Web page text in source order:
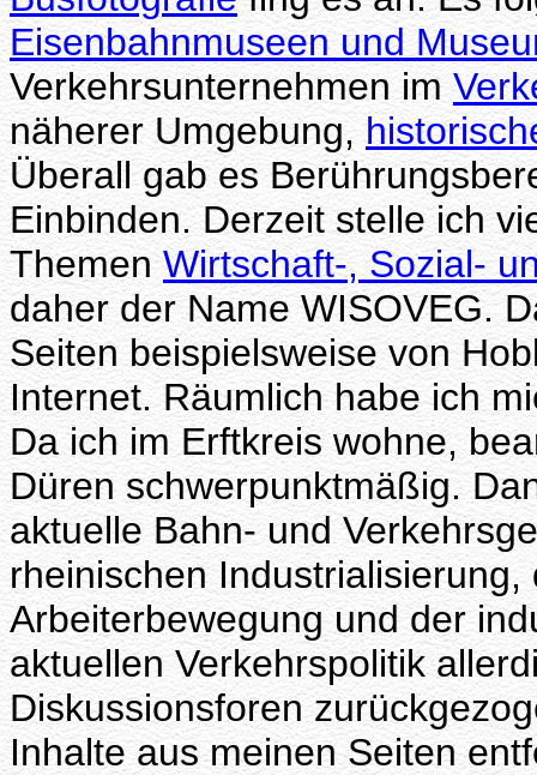
Eisenbahnmuseen und
Verkehrsunternehmen im
näherer Umgebung,
Überall gab es
Einbinden. Derzeit stelle ich
ThemenWirtschaft-, Sozial-
daher der Name WISOVEG.
Seiten beispielsweise von
Internet. Räumlich habe ich
Da ich im Erftkreis wohne,
Düren schwerpunktmäßig.
aktuelle Bahn- und
rheinischen
Arbeiterbewegung und der
aktuellen Verkehrspolitik
Diskussionsforen
Inhalte aus meinen Seiten